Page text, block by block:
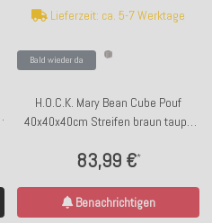
Lieferzeit: ca. 5-7 Werktage
Bald wieder da
H.O.C.K. Mary Bean Cube Pouf
40x40x40cm Streifen braun taupe
83,99 €*
Benachrichtigen